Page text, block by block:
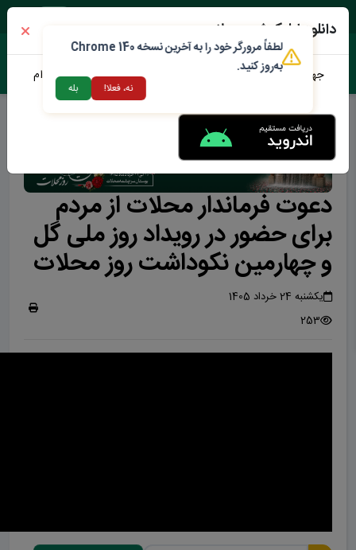
دعوت فرماندار محلات از مردم
برای حضور در رویداد روز ملی گل
و چهارمین نکوداشت روز محلات
یکشنبه 24 خرداد 1405
253
دانلود اپلیکیشن محلات من
جهت دانلود نرم افزار محلات من می توانید از طریق لینک زیر اقدام
لطفاً مرورگر خود را به آخرین نسخه Chrome 140
به‌روز کنید.
نه، فعلا! بله